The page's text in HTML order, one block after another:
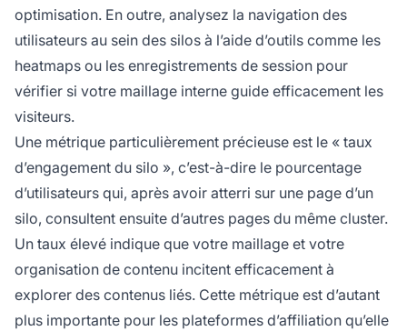
optimisation. En outre, analysez la navigation des
utilisateurs au sein des silos à l’aide d’outils comme les
heatmaps ou les enregistrements de session pour
vérifier si votre maillage interne guide efficacement les
visiteurs.
Une métrique particulièrement précieuse est le « taux
d’engagement du silo », c’est-à-dire le pourcentage
d’utilisateurs qui, après avoir atterri sur une page d’un
silo, consultent ensuite d’autres pages du même cluster.
Un taux élevé indique que votre maillage et votre
organisation de contenu incitent efficacement à
explorer des contenus liés. Cette métrique est d’autant
plus importante pour les plateformes d’affiliation qu’elle